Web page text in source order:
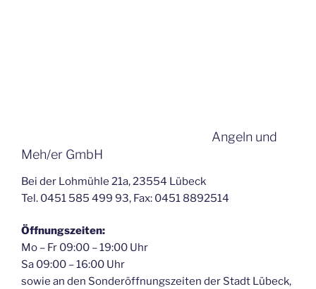
Angeln und
Meh/er GmbH
Bei der Lohmühle 21a, 23554 Lübeck
Tel. 0451 585 499 93, Fax: 0451 8892514
Öffnungszeiten:
Mo – Fr 09:00 – 19:00 Uhr
Sa 09:00 – 16:00 Uhr
sowie an den Sonderöffnungszeiten der Stadt Lübeck,